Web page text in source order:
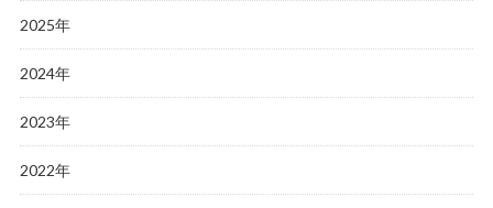
2025年
2024年
2023年
2022年